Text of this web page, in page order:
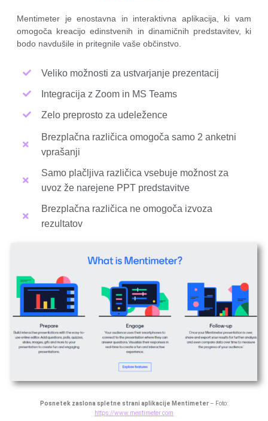
Mentimeter je enostavna in interaktivna aplikacija, ki vam
omogoča kreacijo edinstvenih in dinamičnih predstavitev, ki
bodo navdušile in pritegnile vaše občinstvo.
Veliko možnosti za ustvarjanje prezentacij
Integracija z Zoom in MS Teams
Zelo preprosto za udeležence
Brezplačna različica omogoča samo 2 anketni
vprašanji
Samo plačljiva različica vsebuje možnost za
uvoz že narejene PPT predstavitve
Brezplačna različica ne omogoča izvoza
rezultatov
Posnetek zaslona spletne strani aplikacije Mentimeter– Foto:
https://www.mentimeter.com